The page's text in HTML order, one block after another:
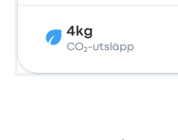
4kg
CO₂-utsläpp